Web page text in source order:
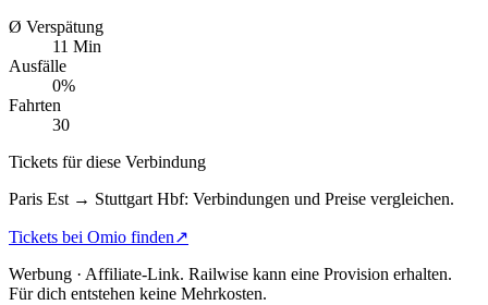
Ø Verspätung
11 Min
Ausfälle
0%
Fahrten
30
Tickets für diese Verbindung
Paris Est → Stuttgart Hbf: Verbindungen und Preise vergleichen.
Tickets bei Omio finden↗
Werbung · Affiliate-Link. Railwise kann eine Provision erhalten.
Für dich entstehen keine Mehrkosten.